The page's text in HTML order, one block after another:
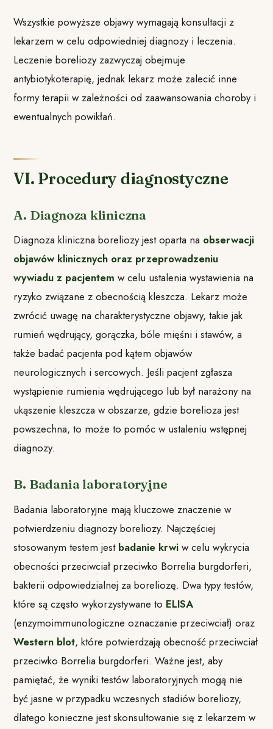
Wszystkie powyższe objawy wymagają konsultacji z
lekarzem w celu odpowiedniej diagnozy i leczenia.
Leczenie boreliozy zazwyczaj obejmuje
antybiotykoterapię, jednak lekarz może zalecić inne
formy terapii w zależności od zaawansowania choroby i
ewentualnych powikłań.
VI. Procedury diagnostyczne
A. Diagnoza kliniczna
Diagnoza kliniczna boreliozy jest oparta na obserwacji
objawów klinicznych oraz przeprowadzeniu
wywiadu z pacjentem w celu ustalenia wystawienia na
ryzyko związane z obecnością kleszcza. Lekarz może
zwrócić uwagę na charakterystyczne objawy, takie jak
rumień wędrujący, gorączka, bóle mięśni i stawów, a
także badać pacjenta pod kątem objawów
neurologicznych i sercowych. Jeśli pacjent zgłasza
wystąpienie rumienia wędrującego lub był narażony na
ukąszenie kleszcza w obszarze, gdzie borelioza jest
powszechna, to może to pomóc w ustaleniu wstępnej
diagnozy.
B. Badania laboratoryjne
Badania laboratoryjne mają kluczowe znaczenie w
potwierdzeniu diagnozy boreliozy. Najczęściej
stosowanym testem jestbadanie krwi w celu wykrycia
obecności przeciwciał przeciwko Borrelia burgdorferi,
bakterii odpowiedzialnej za boreliozę. Dwa typy testów,
które są często wykorzystywane to ELISA
(enzymoimmunologiczne oznaczanie przeciwciał) oraz
Western blot, które potwierdzają obecność przeciwciał
przeciwko Borrelia burgdorferi. Ważne jest, aby
pamiętać, że wyniki testów laboratoryjnych mogą nie
być jasne w przypadku wczesnych stadiów boreliozy,
dlatego konieczne jest skonsultowanie się z lekarzem w